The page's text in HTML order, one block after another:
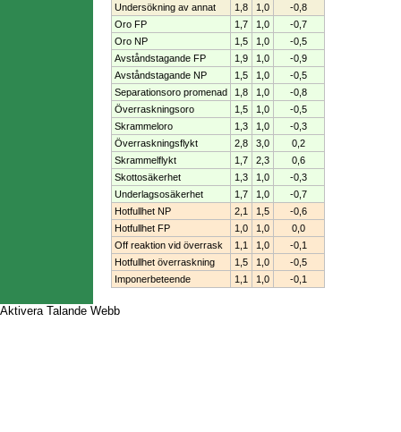
Undersökning av annat
1,8 1,0
-0,8
Oro FP
1,7 1,0
-0,7
Oro NP
1,5 1,0
-0,5
Avståndstagande FP
1,9 1,0
-0,9
Avståndstagande NP
1,5 1,0
-0,5
Separationsoro promenad
1,8 1,0
-0,8
Överraskningsoro
1,5 1,0
-0,5
Skrammeloro
1,3 1,0
-0,3
Överraskningsflykt
2,8 3,0
0,2
Skrammelflykt
1,7 2,3
0,6
Skottosäkerhet
1,3 1,0
-0,3
Underlagsosäkerhet
1,7 1,0
-0,7
Hotfullhet NP
2,1 1,5
-0,6
Hotfullhet FP
1,0 1,0
0,0
Off reaktion vid överrask
1,1 1,0
-0,1
Hotfullhet överraskning
1,5 1,0
-0,5
Imponerbeteende
1,1 1,0 -0,1
Aktivera Talande Webb